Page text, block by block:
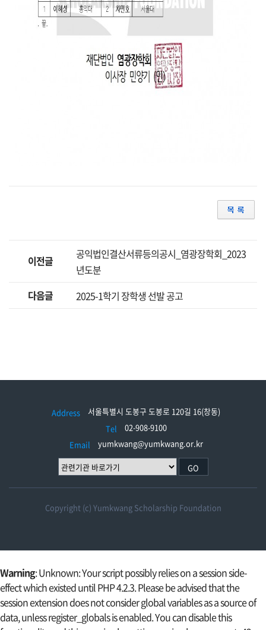
이전글
공익법인결산서류등의공시_염광장학회_2023
년도분
다음글
2025-1학기 장학생 선발 공고
Address
서울특별시 도봉구 도봉로 120길 16(창동)
Tel
02-908-9100
Email
yumkwang@yumkwang.or.kr
GO
Copyright (c) Yumkwang Scholarship Foundation
Warning: Unknown: Your script possibly relies on a session side-
effect which existed until PHP 4.2.3. Please be advised that the
session extension does not consider global variables as a source of
data, unless register_globals is enabled. You can disable this